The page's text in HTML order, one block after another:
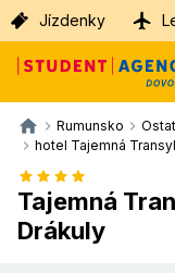
Jízdenky
Rumunsko
hotel Tajemná
Tajemná
Drákuly